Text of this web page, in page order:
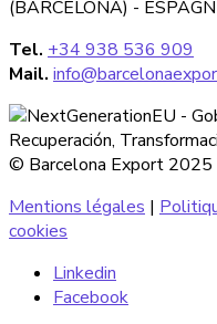
(BARCELONA) -
Tel. +34 938 536 909
Mail.
© Barcelona Export 2025
Mentions légales |
cookies
Linkedin
Facebook